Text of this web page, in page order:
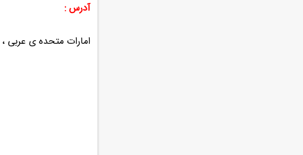
آدرس :
امارات متحده ی عربی ،